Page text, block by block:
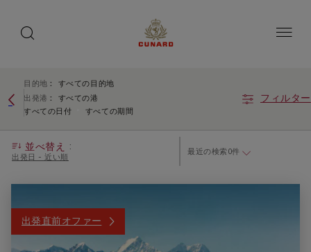
ス
キ
ッ
ッ
ク
シ
ビ
リ
目的地 :
すべての目的地
出発港 :
すべての港
すべての日付
すべての期間
フィルター
並べ替え :
出発日 - 近い順
最近の検索0件
出発直前オファー